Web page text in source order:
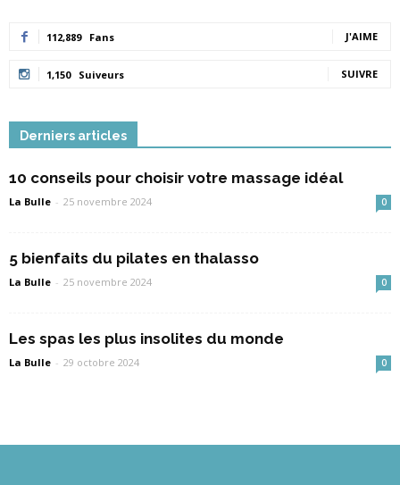
112,889 Fans J'AIME
1,150 Suiveurs SUIVRE
Derniers articles
10 conseils pour choisir votre massage idéal
La Bulle - 25 novembre 2024 0
5 bienfaits du pilates en thalasso
La Bulle - 25 novembre 2024 0
Les spas les plus insolites du monde
La Bulle - 29 octobre 2024 0